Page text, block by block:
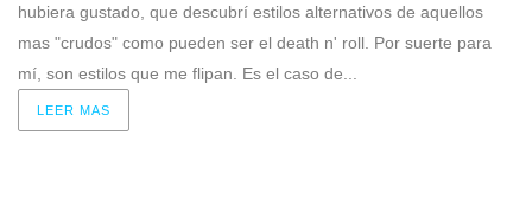
hubiera gustado, que descubrí estilos alternativos de aquellos
mas "crudos" como pueden ser el death n' roll. Por suerte para
mí, son estilos que me flipan. Es el caso de...
LEER MAS